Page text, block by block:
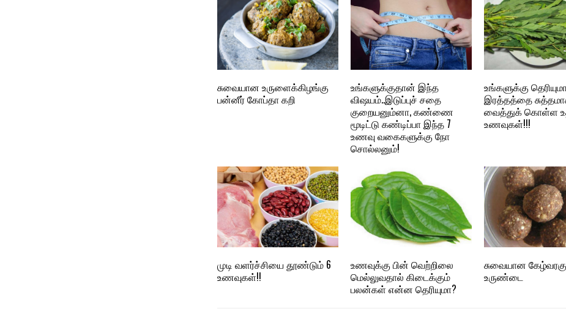
சுவையான உருளைக்கிழங்கு
பன்னீர் கோப்தா கறி
உங்களுக்குதான் இந்த
விஷயம்..இடுப்புச் சதை
குறையனும்னா, கண்ணை
மூடிட்டு கண்டிப்பா இந்த 7
உணவு வகைகளுக்கு நோ
சொல்லனும்!
உங்களுக்கு
இரத்தத்தை
வைத்துக் கொள்ள
உணவுகள்!!!
முடி வளர்ச்சியை தூண்டும் 6
உணவுகள்!!
உணவுக்கு பின் வெற்றிலை
மெல்லுவதால் கிடைக்கும்
பலன்கள் என்ன தெரியுமா?
சுவையான கேழ்வரகு
உருண்டை